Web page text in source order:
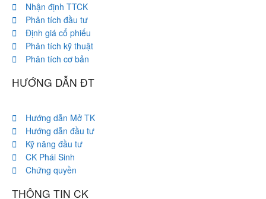
Nhận định TTCK
Phân tích đầu tư
Định giá cổ phiếu
Phân tích kỹ thuật
Phân tích cơ bản
HƯỚNG DẪN ĐT
Hướng dẫn Mở TK
Hướng dẫn đầu tư
Kỹ năng đầu tư
CK Phái Sinh
Chứng quyền
THÔNG TIN CK